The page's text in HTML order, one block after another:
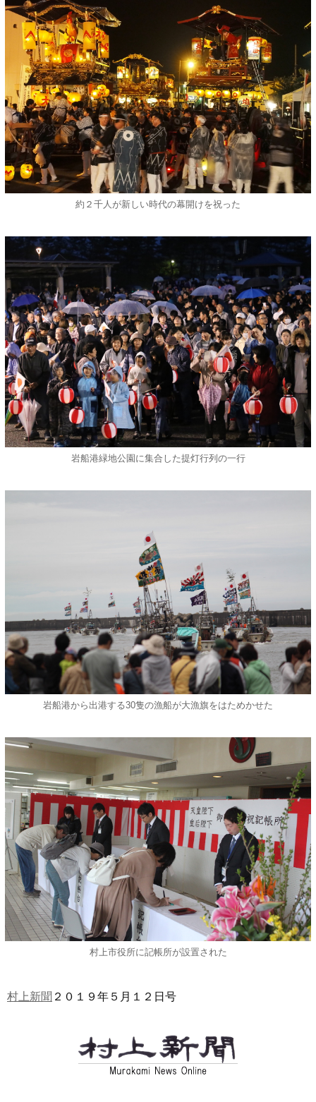
約２千人が新しい時代の幕開けを祝った
岩船港緑地公園に集合した提灯行列の一行
岩船港から出港する30隻の漁船が大漁旗をはためかせた
村上市役所に記帳所が設置された
村上新聞 ２０１９年５月１２日号